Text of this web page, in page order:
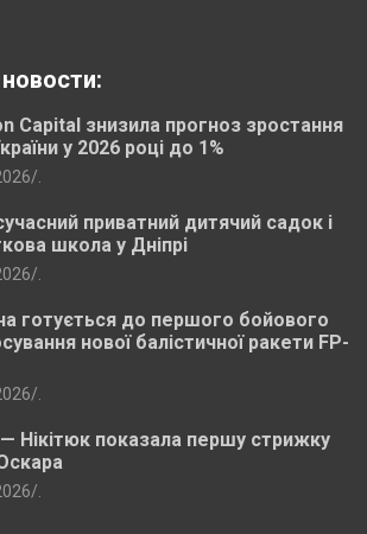
Capital знизила прогноз зростання
у 2026 році до 1%
приватний дитячий садок і
школа у Дніпрі
готується до першого бойового
нової балістичної ракети FP-
Нікітюк показала першу стрижку